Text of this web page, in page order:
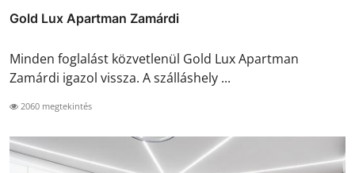
Gold Lux Apartman Zamárdi
Minden foglalást közvetlenül Gold Lux Apartman
Zamárdi igazol vissza. A szálláshely ...
2060 megtekintés